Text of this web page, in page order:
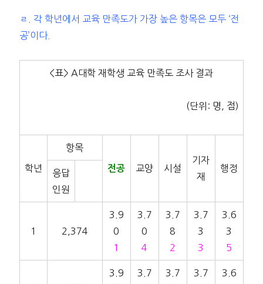
ㄹ. 각 학년에서 교육 만족도가 가장 높은 항목은 모두 ‘전
공’이다.
<표> A대학 재학생 교육 만족도 조사 결과
(단위: 명, 점)
학년
항목
전공 교양 시설
기자
재
행정
응답
인원
1 2,374
3.9
0
1
3.7
0
4
3.7
8
2
3.7
3
3
3.6
3
5
3.9
3.7
3.7
3.7
3.6